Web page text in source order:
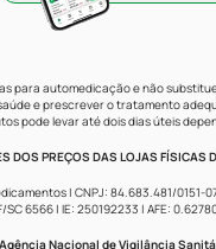
para automedicação e não
e prescrever o tratamento
pode levar até dois dias úteis
DOS PREÇOS DAS LOJAS FÍSICAS
| CNPJ: 84.683.481/
6566 | IE: 250192233 | AFE:
Nacional de Vigilância